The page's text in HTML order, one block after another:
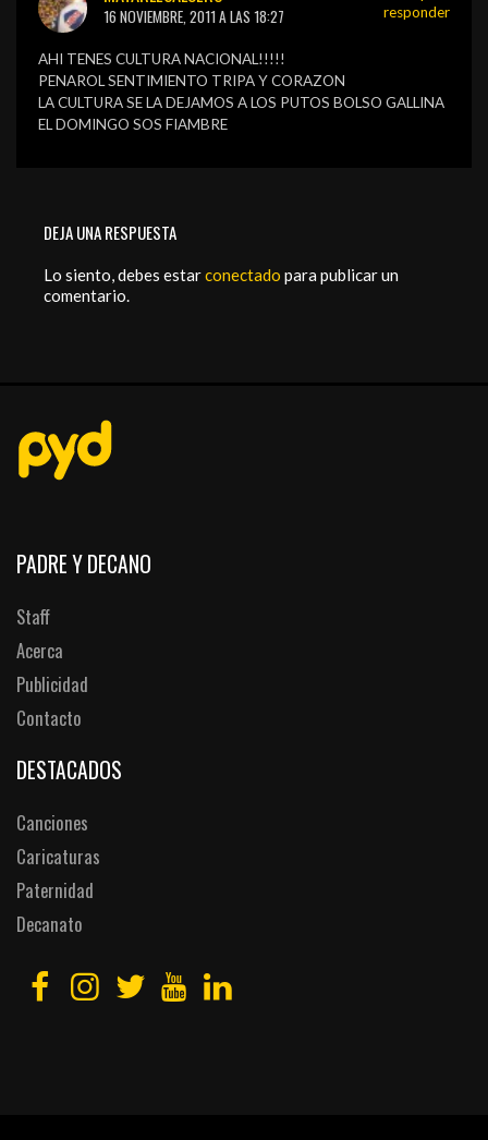
16 NOVIEMBRE, 2011 A LAS 18:27
AHI TENES CULTURA NACIONAL!!!!!
PENAROL SENTIMIENTO TRIPA Y CORAZON
LA CULTURA SE LA DEJAMOS A LOS PUTOS BOLSO GALLINA
EL DOMINGO SOS FIAMBRE
responder
DEJA UNA RESPUESTA
Lo siento, debes estarconectado para publicar un
comentario.
PADRE Y DECANO
Staff
Acerca
Publicidad
Contacto
DESTACADOS
Canciones
Caricaturas
Paternidad
Decanato